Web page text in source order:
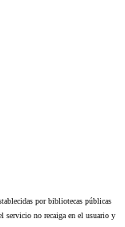
por bibliotecas públicas
servicio no recaiga en el usuario y